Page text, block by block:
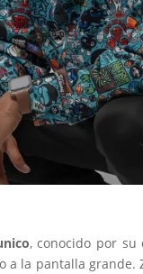
, conocido por
la pantalla grande.